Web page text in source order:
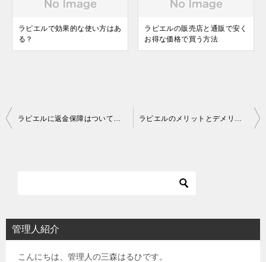
ラピエルで効果的な使い方はあ
る？
ラピエルの販売店と通販で安く
お得な価格で買う方法
投
シ
ラピエルに返金保障はついているの？ ラピエルのメリットとデメリットの解決策
管理人紹介
こんにちは、管理人の三森はるひです。